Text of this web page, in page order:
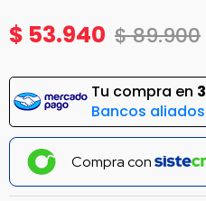
$ 53.940 $89.900
Tu compra en 3
Bancos aliados
Compra con